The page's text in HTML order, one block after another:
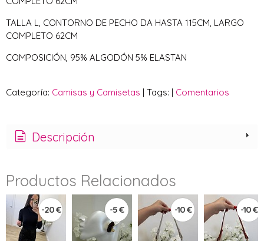
TALLA L, CONTORNO DE PECHO DA HASTA 115CM, LARGO
COMPLETO 62CM
COMPOSICIÓN, 95% ALGODÓN 5% ELASTAN
Categoría: Camisas y Camisetas | Tags: | Comentarios
Descripción
Productos Relacionados
-20 € -5 € -10 € -10 €